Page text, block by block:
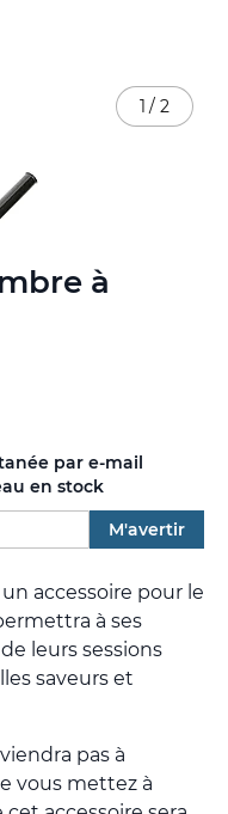
à
par e-mail
en stock
M'avertir
accessoire pour le
à ses
leurs sessions
saveurs et
pas à
vous mettez à
1 / 2